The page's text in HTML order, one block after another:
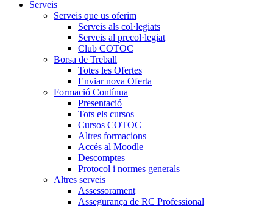
Serveis
Serveis que us oferim
Serveis als col·legiats
Serveis al precol·legiat
Club COTOC
Borsa de Treball
Totes les Ofertes
Enviar nova Oferta
Formació Contínua
Presentació
Tots els cursos
Cursos COTOC
Altres formacions
Accés al Moodle
Descomptes
Protocol i normes generals
Altres serveis
Assessorament
Assegurança de RC Professional